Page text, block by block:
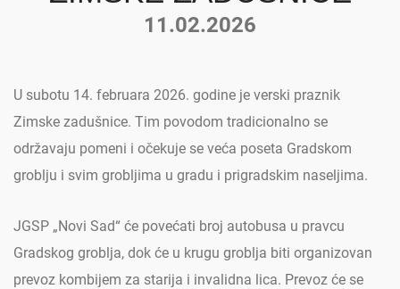
11.02.2026
U subotu 14. februara 2026. godine je verski praznik
Zimske zadušnice. Tim povodom tradicionalno se
održavaju pomeni i očekuje se veća poseta Gradskom
groblju i svim grobljima u gradu i prigradskim naseljima.
JGSP „Novi Sad“ će povećati broj autobusa u pravcu
Gradskog groblja, dok će u krugu groblja biti organizovan
prevoz kombijem za starija i invalidna lica. Prevoz će se